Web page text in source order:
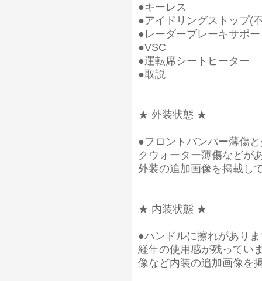
●キーレス
●アイドリングストップ(
●レーダーブレーキサポ
●VSC
●運転席シートヒーター
●取説
★ 外装状態 ★
●フロントバンパー薄傷
クウォーター薄傷などが
外装の追加画像を掲載し
★ 内装状態 ★
●ハンドルに擦れがあり
経年の使用感が残ってい
像など内装の追加画像を